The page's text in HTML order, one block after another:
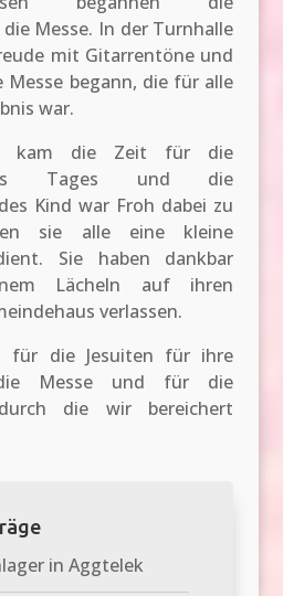
Messe. In der Turnhalle
mit Gitarrentöne und
Messe begann, die für alle
war.
kam die Zeit für die
Tages und die
Kind war Froh dabei zu
sie alle eine kleine
Sie haben dankbar
Lächeln auf ihren
verlassen.
für die Jesuiten für ihre
Messe und für die
die wir bereichert
in Aggtelek